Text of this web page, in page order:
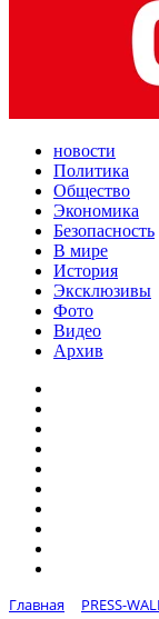
новости
Политика
Общество
Экономика
Безопасность
В мире
История
Эксклюзивы
Фото
Видео
Архив
Главная
PRESS-